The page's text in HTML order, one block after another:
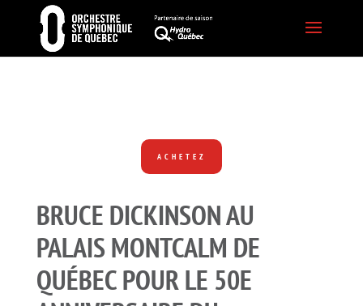
ACHETEZ
BRUCE DICKINSON AU
PALAIS MONTCALM DE
QUÉBEC POUR LE 50E